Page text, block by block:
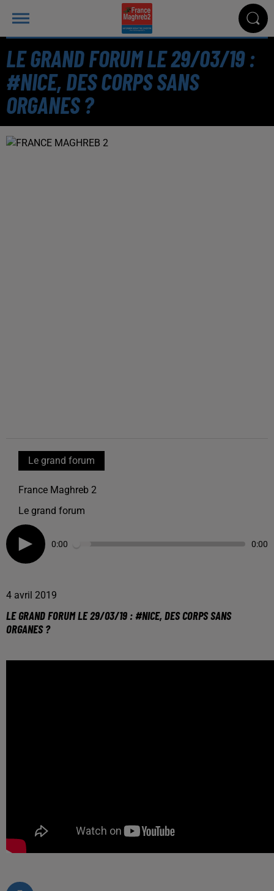
LE GRAND FORUM LE 29/03/19 :
#NICE, DES CORPS SANS
ORGANES ?
Le grand forum
France Maghreb 2
Le grand forum
0:00 0:00
4 avril 2019
LE GRAND FORUM LE 29/03/19 : #NICE, DES CORPS SANS
ORGANES ?